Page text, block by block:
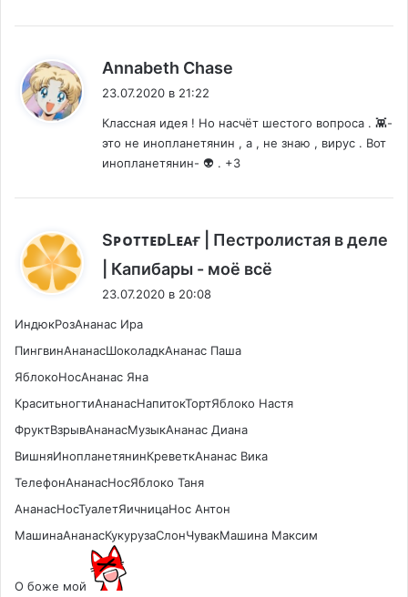
Annabeth Chase
23.07.2020 в 21:22
Классная идея ! Но насчёт шестого вопроса . 👾-
это не инопланетянин , а , не знаю , вирус . Вот
инопланетянин- 👽 . +3
SᴘᴏᴛᴛᴇᴅLᴇᴀғ | Пестролистая в деле
| Капибары - моё всё
23.07.2020 в 20:08
ИндюкРозАнанас Ира
ПингвинАнанасШоколадкАнанас Паша
ЯблокоНосАнанас Яна
КраситьногтиАнанасНапитокТортЯблоко Настя
ФруктВзрывАнанасМузыкАнанас Диана
ВишняИнопланетянинКреветкАнанас Вика
ТелефонАнанасНосЯблоко Таня
АнанасНосТуалетЯичницаНос Антон
МашинаАнанасКукурузаСлонЧувакМашина Максим
О боже мой